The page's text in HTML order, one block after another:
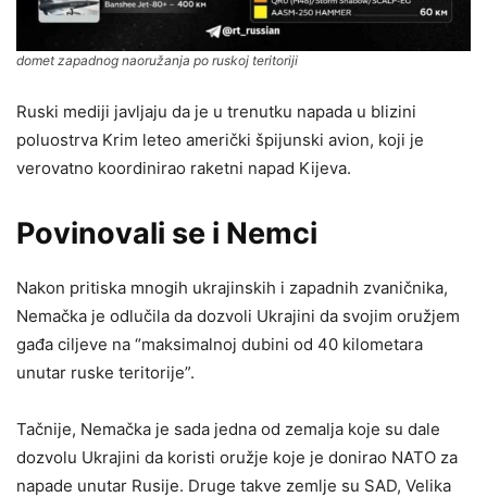
domet zapadnog naoružanja po ruskoj teritoriji
Ruski mediji javljaju da je u trenutku napada u blizini
poluostrva Krim leteo američki špijunski avion, koji je
verovatno koordinirao raketni napad Kijeva.
Povinovali se i Nemci
Nakon pritiska mnogih ukrajinskih i zapadnih zvaničnika,
Nemačka je odlučila da dozvoli Ukrajini da svojim oružjem
gađa ciljeve na “maksimalnoj dubini od 40 kilometara
unutar ruske teritorije”.
Tačnije, Nemačka je sada jedna od zemalja koje su dale
dozvolu Ukrajini da koristi oružje koje je donirao NATO za
napade unutar Rusije. Druge takve zemlje su SAD, Velika